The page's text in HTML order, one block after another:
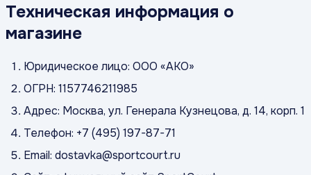
Техническая информация о
магазине
Юридическое лицо: ООО «АКО»
ОГРН: 1157746211985
Адрес: Москва, ул. Генерала Кузнецова, д. 14, корп. 1
Телефон: +7 (495) 197-87-71
Email: dostavka@sportcourt.ru